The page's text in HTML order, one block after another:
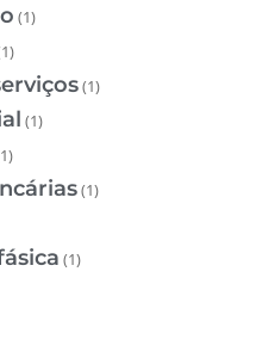
(1)
(1)
(1)
(1)
(1)